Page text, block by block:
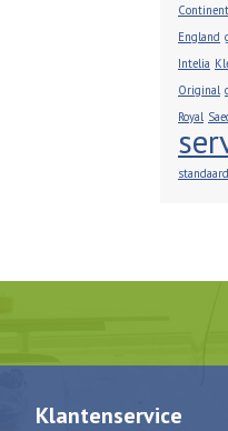
England
Intelia
Original
Royal
Klantenservice